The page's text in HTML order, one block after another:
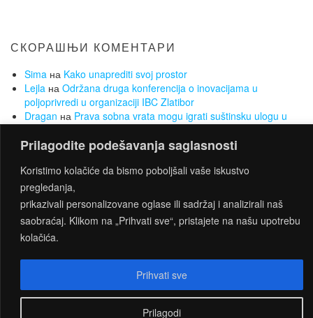
Prilagodite podešavanja saglasnosti
Koristimo kolačiće da bismo poboljšali vaše iskustvo
pregledanja,
prikazivali personalizovane oglase ili sadržaj i analizirali naš
saobraćaj. Klikom na „Prihvati sve“, pristajete na našu upotrebu
kolačića.
Prilagodi
Prihvati sve
СКОРАШЊИ КОМЕНТАРИ
Sima на Kako unaprediti svoj prostor
Lejla на Održana druga konferencija o inovacijama u
poljoprivredi u organizaciji IBC Zlatibor
Dragan на Prava sobna vrata mogu igrati suštinsku ulogu u
SimaнаKoje opcije se nude za pronalazak posla ukoliko
Simaна Želite da smršate, a da Vam to ne bude opterećenje?
Za to su najbolji sobni bicikli
PROUDLY POWERED BY
CONNECTBY THEMES4WP